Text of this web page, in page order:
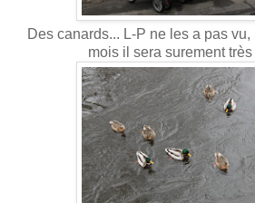
Des canards... L-P ne les a pas
mois il sera surement